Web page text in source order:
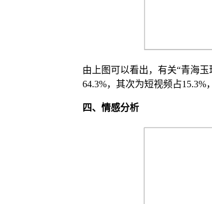
由上图可以看出，有关“青海
64.3%，其次为短视频占15.3%
四、 情感分析